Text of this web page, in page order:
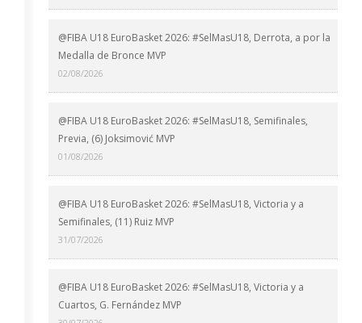
@FIBA U18 EuroBasket 2026: #SelMasU18, Derrota, a por la
Medalla de Bronce MVP
02/08/2026
@FIBA U18 EuroBasket 2026: #SelMasU18, Semifinales,
Previa, (6) Joksimović MVP
01/08/2026
@FIBA U18 EuroBasket 2026: #SelMasU18, Victoria y a
Semifinales, (11) Ruiz MVP
31/07/2026
@FIBA U18 EuroBasket 2026: #SelMasU18, Victoria y a
Cuartos, G. Fernández MVP